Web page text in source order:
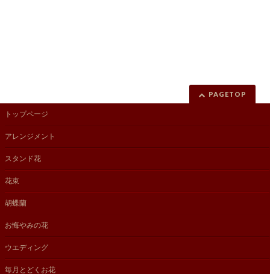
PAGETOP
トップページ
アレンジメント
スタンド花
花束
胡蝶蘭
お悔やみの花
ウエディング
毎月とどくお花